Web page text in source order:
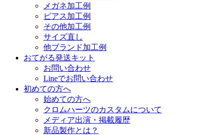
メガネ加工例
ピアス加工例
その他加工例
サイズ直し
他ブランド加工例
おてがる発送キット
お問い合わせ
Lineでお問い合わせ
初めての方へ
始めての方へ
クロムハーツのカスタムについて
メディア出演・掲載履歴
新品製作とは？